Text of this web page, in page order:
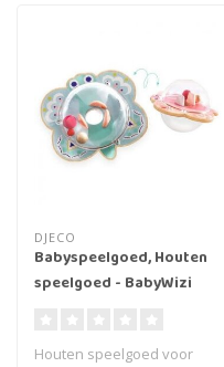
DJECO
Babyspeelgoed, Houten
speelgoed - BabyWizi
Houten speelgoed voor